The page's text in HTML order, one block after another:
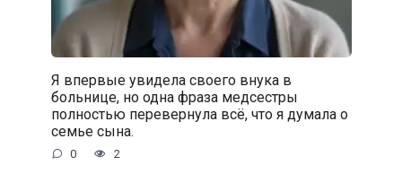
Я впервые увидела своего внука в
больнице, но одна фраза медсестры
полностью перевернула всё, что я думала о
семье сына.
0 2